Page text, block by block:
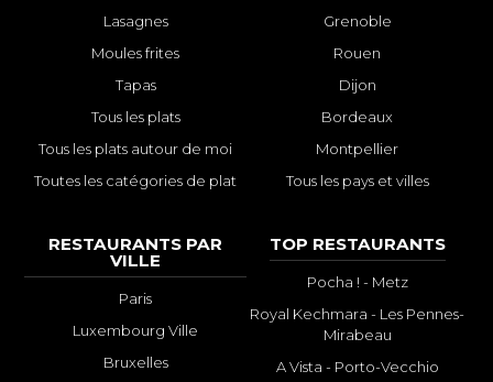
Lasagnes
Moules frites
Tapas
Tous les plats
Tous les plats autour de moi
Toutes les catégories de plat
Grenoble
Rouen
Dijon
Bordeaux
Montpellier
Tous les pays et villes
RESTAURANTS PAR
VILLE
Paris
Luxembourg Ville
Bruxelles
TOP RESTAURANTS
Pocha ! - Metz
Royal Kechmara - Les Pennes-
Mirabeau
A Vista - Porto-Vecchio